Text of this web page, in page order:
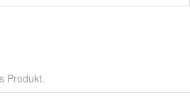
Produkt.